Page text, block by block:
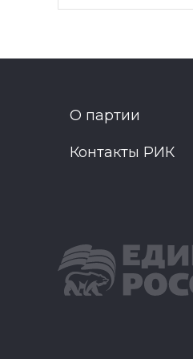
О партии
Контакты РИК